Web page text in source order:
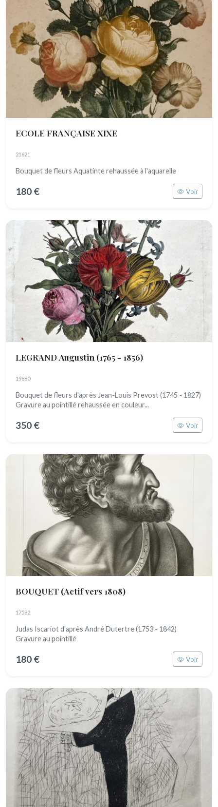
ECOLE FRANÇAISE XIXE
21621
Bouquet de fleurs Aquatinte rehaussée à l'aquarelle
180 € Voir
LEGRAND Augustin (1765 - 1856)
19880
Bouquet de fleurs d'après Jean-Louis Prevost (1745 - 1827)
Gravure au pointillé rehaussée en couleur...
350 € Voir
BOUQUET (Actif vers 1808)
17582
Judas Iscariot d'après André Dutertre (1753 - 1842)
Gravure au pointillé
180 € Voir